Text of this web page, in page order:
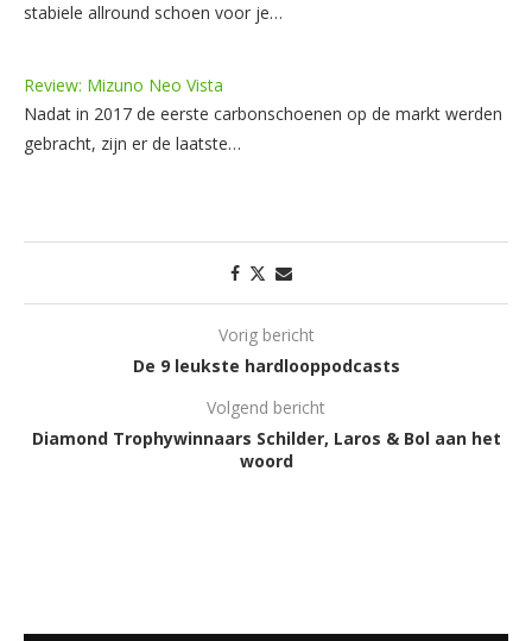
stabiele allround schoen voor je…
Review: Mizuno Neo Vista
Nadat in 2017 de eerste carbonschoenen op de markt werden
gebracht, zijn er de laatste…
Vorig bericht
De 9 leukste hardlooppodcasts
Volgend bericht
Diamond Trophywinnaars Schilder, Laros & Bol aan het
woord